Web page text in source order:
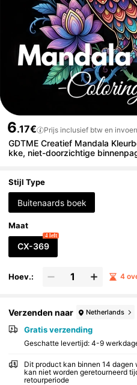
6.17€ Prijs inclusief btw en
GDTME Creatief Mandala
kke, niet-doorzichtige
Valentijnsdag, Verjaardag,
Volwassenen, Tekenboek voor
pt stress te verlichten, Geschikt
schoolspullen.
Stijl Type
Buitenaards boek
Maat
CX-369
4 left
Hoev.: 4
Verzenden naar Netherlands
Gratis verzending
Geschatte levertijd: 4-9
Dit product kan binnen 14 dagen
kan niet worden geretourneerd
retourperiode